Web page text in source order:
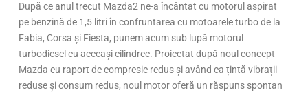
După ce anul trecut Mazda2 ne-a încântat cu motorul aspirat
pe benzină de 1,5 litri în confruntarea cu motoarele turbo de la
Fabia, Corsa și Fiesta, punem acum sub lupă motorul
turbodiesel cu aceeași cilindree. Proiectat după noul concept
Mazda cu raport de compresie redus și având ca țintă vibrații
reduse și consum redus, noul motor oferă un răspuns spontan